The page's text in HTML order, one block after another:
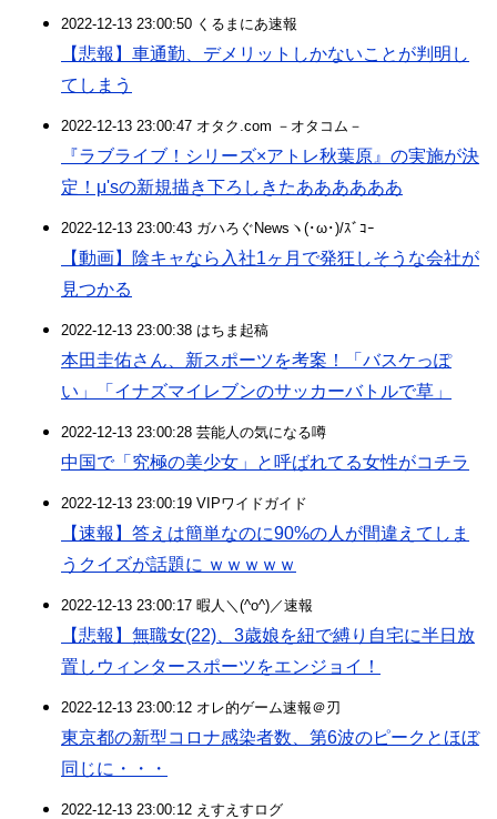
2022-12-13 23:00:50 くるまにあ速報
【悲報】車通勤、デメリットしかないことが判明し
てしまう
2022-12-13 23:00:47 オタク.com －オタコム－
『ラブライブ！シリーズ×アトレ秋葉原』の実施が決
定！μ'sの新規描き下ろしきたああああああ
2022-12-13 23:00:43 ガハろぐNewsヽ(･ω･)/ｽﾞｺｰ
【動画】陰キャなら入社1ヶ月で発狂しそうな会社が
見つかる
2022-12-13 23:00:38 はちま起稿
本田圭佑さん、新スポーツを考案！「バスケっぽ
い」「イナズマイレブンのサッカーバトルで草」
2022-12-13 23:00:28 芸能人の気になる噂
中国で「究極の美少女」と呼ばれてる女性がコチラ
2022-12-13 23:00:19 VIPワイドガイド
【速報】答えは簡単なのに90%の人が間違えてしま
うクイズが話題に ｗｗｗｗｗ
2022-12-13 23:00:17 暇人＼(^o^)／速報
【悲報】無職女(22)、3歳娘を紐で縛り自宅に半日放
置しウィンタースポーツをエンジョイ！
2022-12-13 23:00:12 オレ的ゲーム速報＠刃
東京都の新型コロナ感染者数、第6波のピークとほぼ
同じに・・・
2022-12-13 23:00:12 えすえすログ